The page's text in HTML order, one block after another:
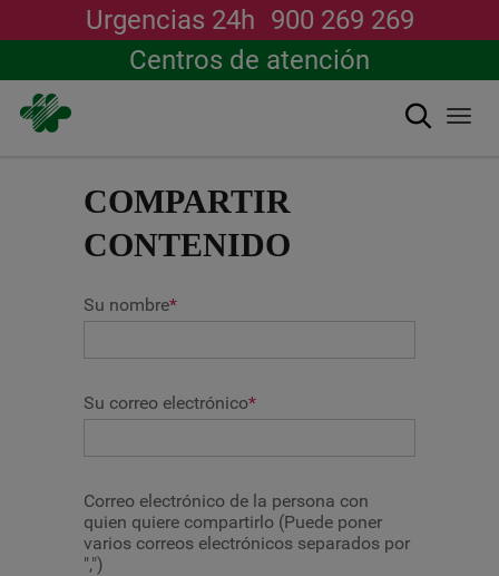
Urgencias 24h 900 269 269
Centros de atención
Buscar
COMPARTIR
CONTENIDO
Su nombre*
Su correo electrónico*
Correo electrónico de la persona con
quien quiere compartirlo (Puede poner
varios correos electrónicos separados por
",")